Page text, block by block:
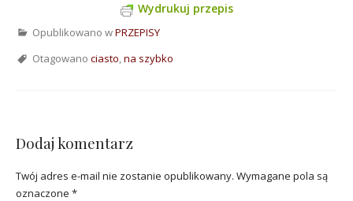
Wydrukuj przepis
Opublikowano wPRZEPISY
Otagowano ciasto,na szybko
Dodaj komentarz
Twój adres e-mail nie zostanie opublikowany. Wymagane pola są
oznaczone *